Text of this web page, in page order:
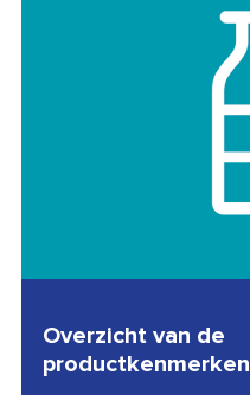
Overzicht van de
productkenmerken